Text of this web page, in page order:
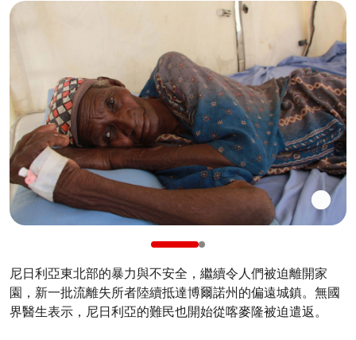
尼日利亞東北部的暴力與不安全，繼續令人們被迫離開家
園，新一批流離失所者陸續抵達博爾諾州的偏遠城鎮。無國
界醫生表示，尼日利亞的難民也開始從喀麥隆被迫遣返。